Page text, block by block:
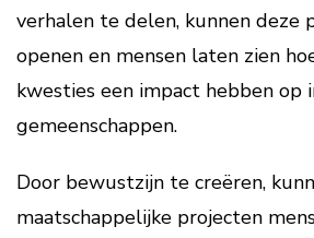
verhalen te delen, kunnen deze
openen en mensen laten zien
kwesties een impact hebben op
gemeenschappen.
Door bewustzijn te creëren,
maatschappelijke projecten